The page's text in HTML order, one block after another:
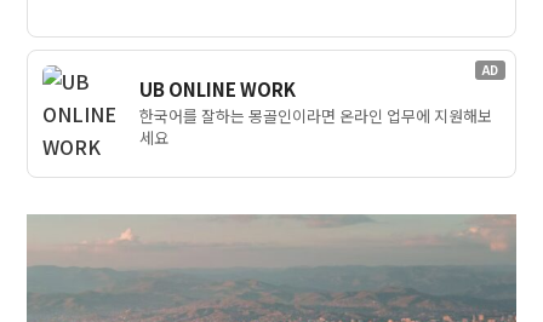
AD
UB ONLINE WORK
한국어를 잘하는 몽골인이라면 온라인 업무에 지원해보
세요